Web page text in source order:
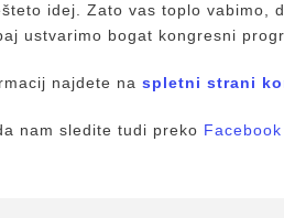
idej. Zato vas toplo vabimo,
ustvarimo bogat kongresni
najdete na spletni strani
nam sledite tudi preko